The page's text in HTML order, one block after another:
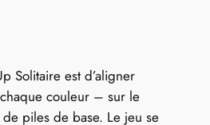
Solitaire est d’aligner
couleur – sur le
de piles de base. Le jeu se